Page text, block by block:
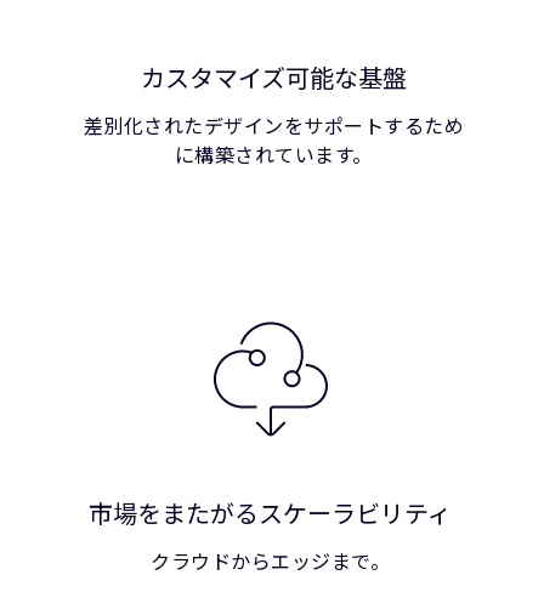
カスタマイズ可能な基盤
差別化されたデザインをサポートするため
に構築されています。
市場をまたがるスケーラビリティ
クラウドからエッジまで。